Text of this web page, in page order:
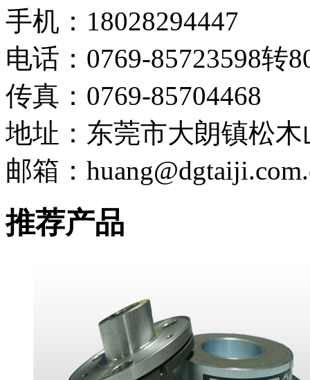
手机：18028294447
电话：0769-85723598转
传真：0769-85704468
地址：东莞市大朗镇松
邮箱：
推荐产品